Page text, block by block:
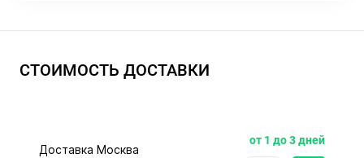
СТОИМОСТЬ ДОСТАВКИ
Доставка Москва
от 1 до 3 дней